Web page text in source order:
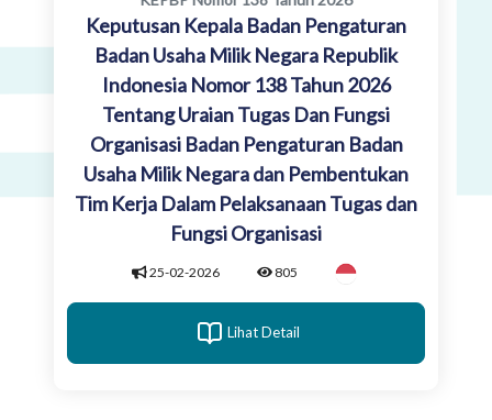
Keputusan Kepala Badan Pengaturan
Badan Usaha Milik Negara Republik
Indonesia Nomor 138 Tahun 2026
Tentang Uraian Tugas Dan Fungsi
Organisasi Badan Pengaturan Badan
Usaha Milik Negara dan Pembentukan
Tim Kerja Dalam Pelaksanaan Tugas dan
Fungsi Organisasi
25-02-2026 805
Lihat Detail